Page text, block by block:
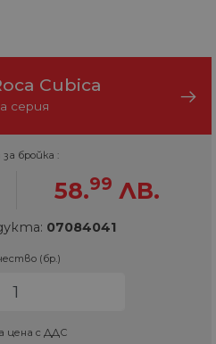
Cubica
серия
бройка :
58.99 ЛВ.
07084041
(бр.)
цена с ДДС